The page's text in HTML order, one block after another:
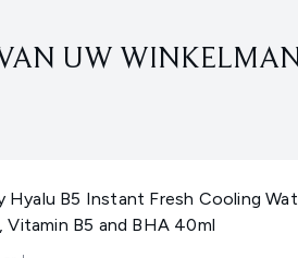
UW
Hyalu B5 Instant Fresh Cooling
Vitamin B5 and BHA 40ml